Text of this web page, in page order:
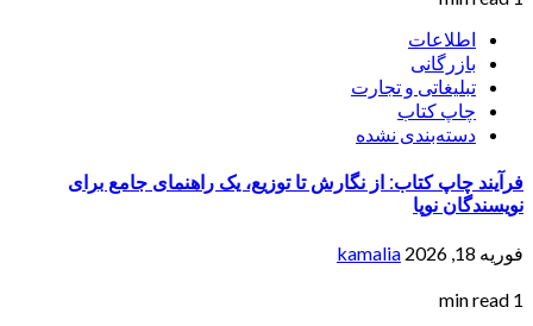
اطلاعات
بازرگانی
تبلیغاتی و تجارت
چاپ کتاب
دسته‌بندی نشده
فرآیند چاپ کتاب: از نگارش تا توزیع، یک راهنمای جامع برای
نویسندگان نوپا
فوریه 18, 2026 kamalia
1 min read